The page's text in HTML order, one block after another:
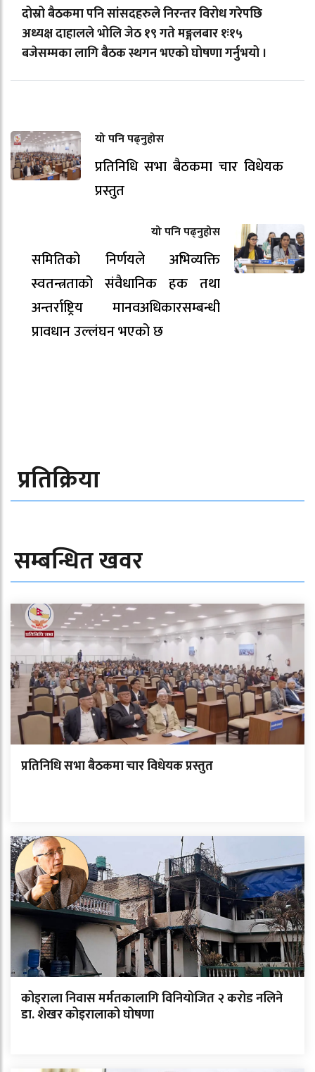
दोस्रो बैठकमा पनि सांसदहरुले निरन्तर विरोध गरेपछि
अध्यक्ष दाहालले भोलि जेठ १९ गते मङ्गलबार १ः१५
बजेसम्मका लागि बैठक स्थगन भएको घोषणा गर्नुभयो ।
यो पनि पढ्नुहोस
प्रतिनिधि सभा बैठकमा चार विधेयक
प्रस्तुत
यो पनि पढ्नुहोस
समितिको निर्णयले अभिव्यक्ति
स्वतन्त्रताको संवैधानिक हक तथा
अन्तर्राष्ट्रिय मानवअधिकारसम्बन्धी
प्रावधान उल्लंघन भएको छ
प्रतिक्रिया
सम्बन्धित खवर
प्रतिनिधि सभा बैठकमा चार विधेयक प्रस्तुत
कोइराला निवास मर्मतकालागि विनियोजित २ करोड नलिने
डा. शेखर कोइरालाको घोषणा